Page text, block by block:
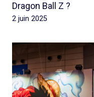
Dragon Ball Z ?
2 juin 2025